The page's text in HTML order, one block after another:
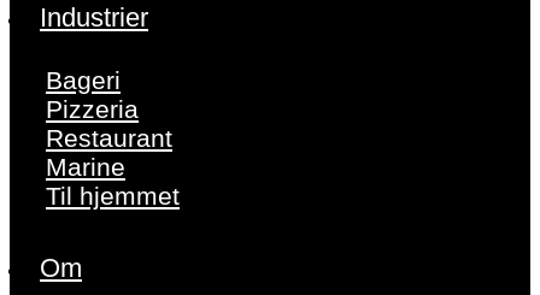
Industrier
Bageri
Pizzeria
Restaurant
Marine
Til hjemmet
Om